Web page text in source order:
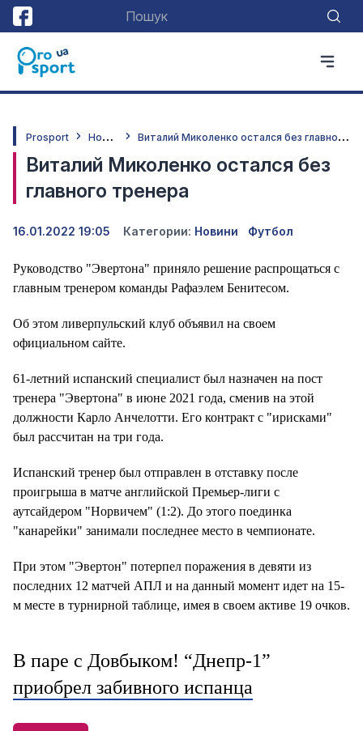
Prosport Н
овини В
италий Миколенко остался без главного тренера
Виталий Миколенко остался без
главного тренера
16.01.2022 19:05 Категории: Новини Футбол
Руководство "Эвертона" приняло решение распрощаться с
главным тренером команды Рафаэлем Бенитесом.
Об этом ливерпульский клуб объявил на своем
официальном сайте.
61-летний испанский специалист был назначен на пост
тренера "Эвертона" в июне 2021 года, сменив на этой
должности Карло Анчелотти. Его контракт с "ирисками"
был рассчитан на три года.
Испанский тренер был отправлен в отставку после
проигрыша в матче английской Премьер-лиги с
аутсайдером "Норвичем" (1:2). До этого поединка
"канарейки" занимали последнее место в чемпионате.
При этом "Эвертон" потерпел поражения в девяти из
последних 12 матчей АПЛ и на данный момент идет на 15-
м месте в турнирной таблице, имея в своем активе 19 очков.
В паре с Довбыком! “Днепр-1”
приобрел забивного испанца